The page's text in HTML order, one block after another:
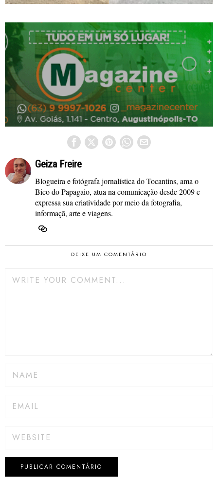
Geiza Freire
Blogueira e fotógrafa jornalística do Tocantins, ama o
Bico do Papagaio, atua na comunicação desde 2009 e
expressa sua criatividade por meio da fotografia,
informaçã, arte e viagens.
DEIXE UM COMENTÁRIO